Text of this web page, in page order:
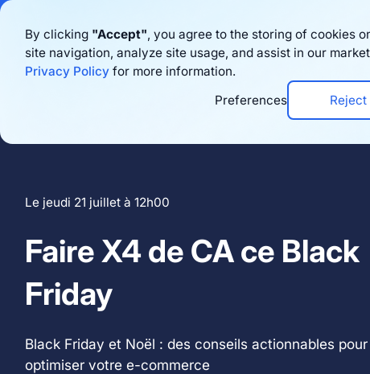
By clicking "Accept", you agree to the storing of cookies
site navigation, analyze site usage, and assist in our
Privacy Policyfor more information.
Preferences
Reject
Bigblue has
Produits
Le jeudi 21 juillet à 12h00
Faire X4 de CA ce Black
Friday
Black Friday et Noël : des conseils actionnables
optimiser votre e-commerce